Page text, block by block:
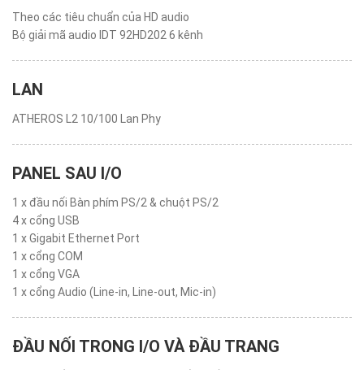
Theo các tiêu chuẩn của HD audio
Bộ giải mã audio IDT 92HD202 6 kênh
LAN
ATHEROS L2 10/100 Lan Phy
PANEL SAU I/O
1 x đầu nối Bàn phím PS/2 & chuột PS/2
4 x cổng USB
1 x Gigabit Ethernet Port
1 x cổng COM
1 x cổng VGA
1 x cổng Audio (Line-in, Line-out, Mic-in)
ĐẦU NỐI TRONG I/O VÀ ĐẦU TRANG